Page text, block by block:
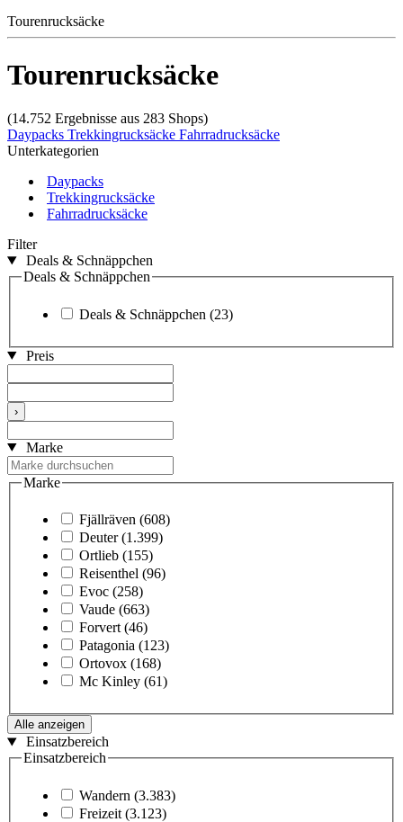
Tourenrucksäcke
Tourenrucksäcke
(14.752 Ergebnisse aus 283 Shops)
Daypacks Trekkingrucksäcke Fahrradrucksäcke
Unterkategorien
Daypacks
Trekkingrucksäcke
Fahrradrucksäcke
Filter
Deals & Schnäppchen
Deals & Schnäppchen
Deals & Schnäppchen (23)
Preis
›
Marke
Marke
Fjällräven (608)
Deuter (1.399)
Ortlieb (155)
Reisenthel (96)
Evoc (258)
Vaude (663)
Forvert (46)
Patagonia (123)
Ortovox (168)
Mc Kinley (61)
Alle anzeigen
Einsatzbereich
Einsatzbereich
Wandern (3.383)
Freizeit (3.123)